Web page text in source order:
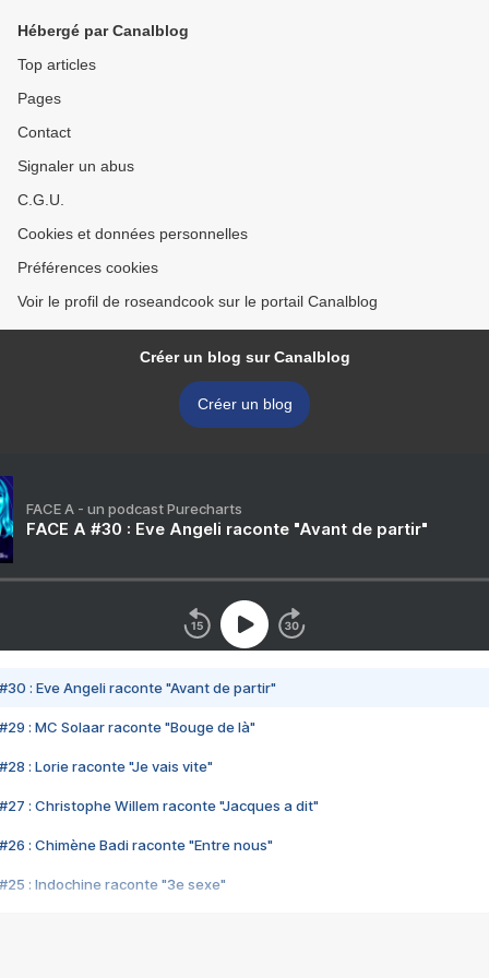
Hébergé par Canalblog
Top articles
Pages
Contact
Signaler un abus
C.G.U.
Cookies et données personnelles
Préférences cookies
Voir le profil de roseandcook sur le portail Canalblog
Créer un blog sur Canalblog
Créer un blog
FACE A - un podcast Purecharts
FACE A #30 : Eve Angeli raconte "Avant de partir"
#30 : Eve Angeli raconte "Avant de partir"
#29 : MC Solaar raconte "Bouge de là"
#28 : Lorie raconte "Je vais vite"
#27 : Christophe Willem raconte "Jacques a dit"
#26 : Chimène Badi raconte "Entre nous"
#25 : Indochine raconte "3e sexe"